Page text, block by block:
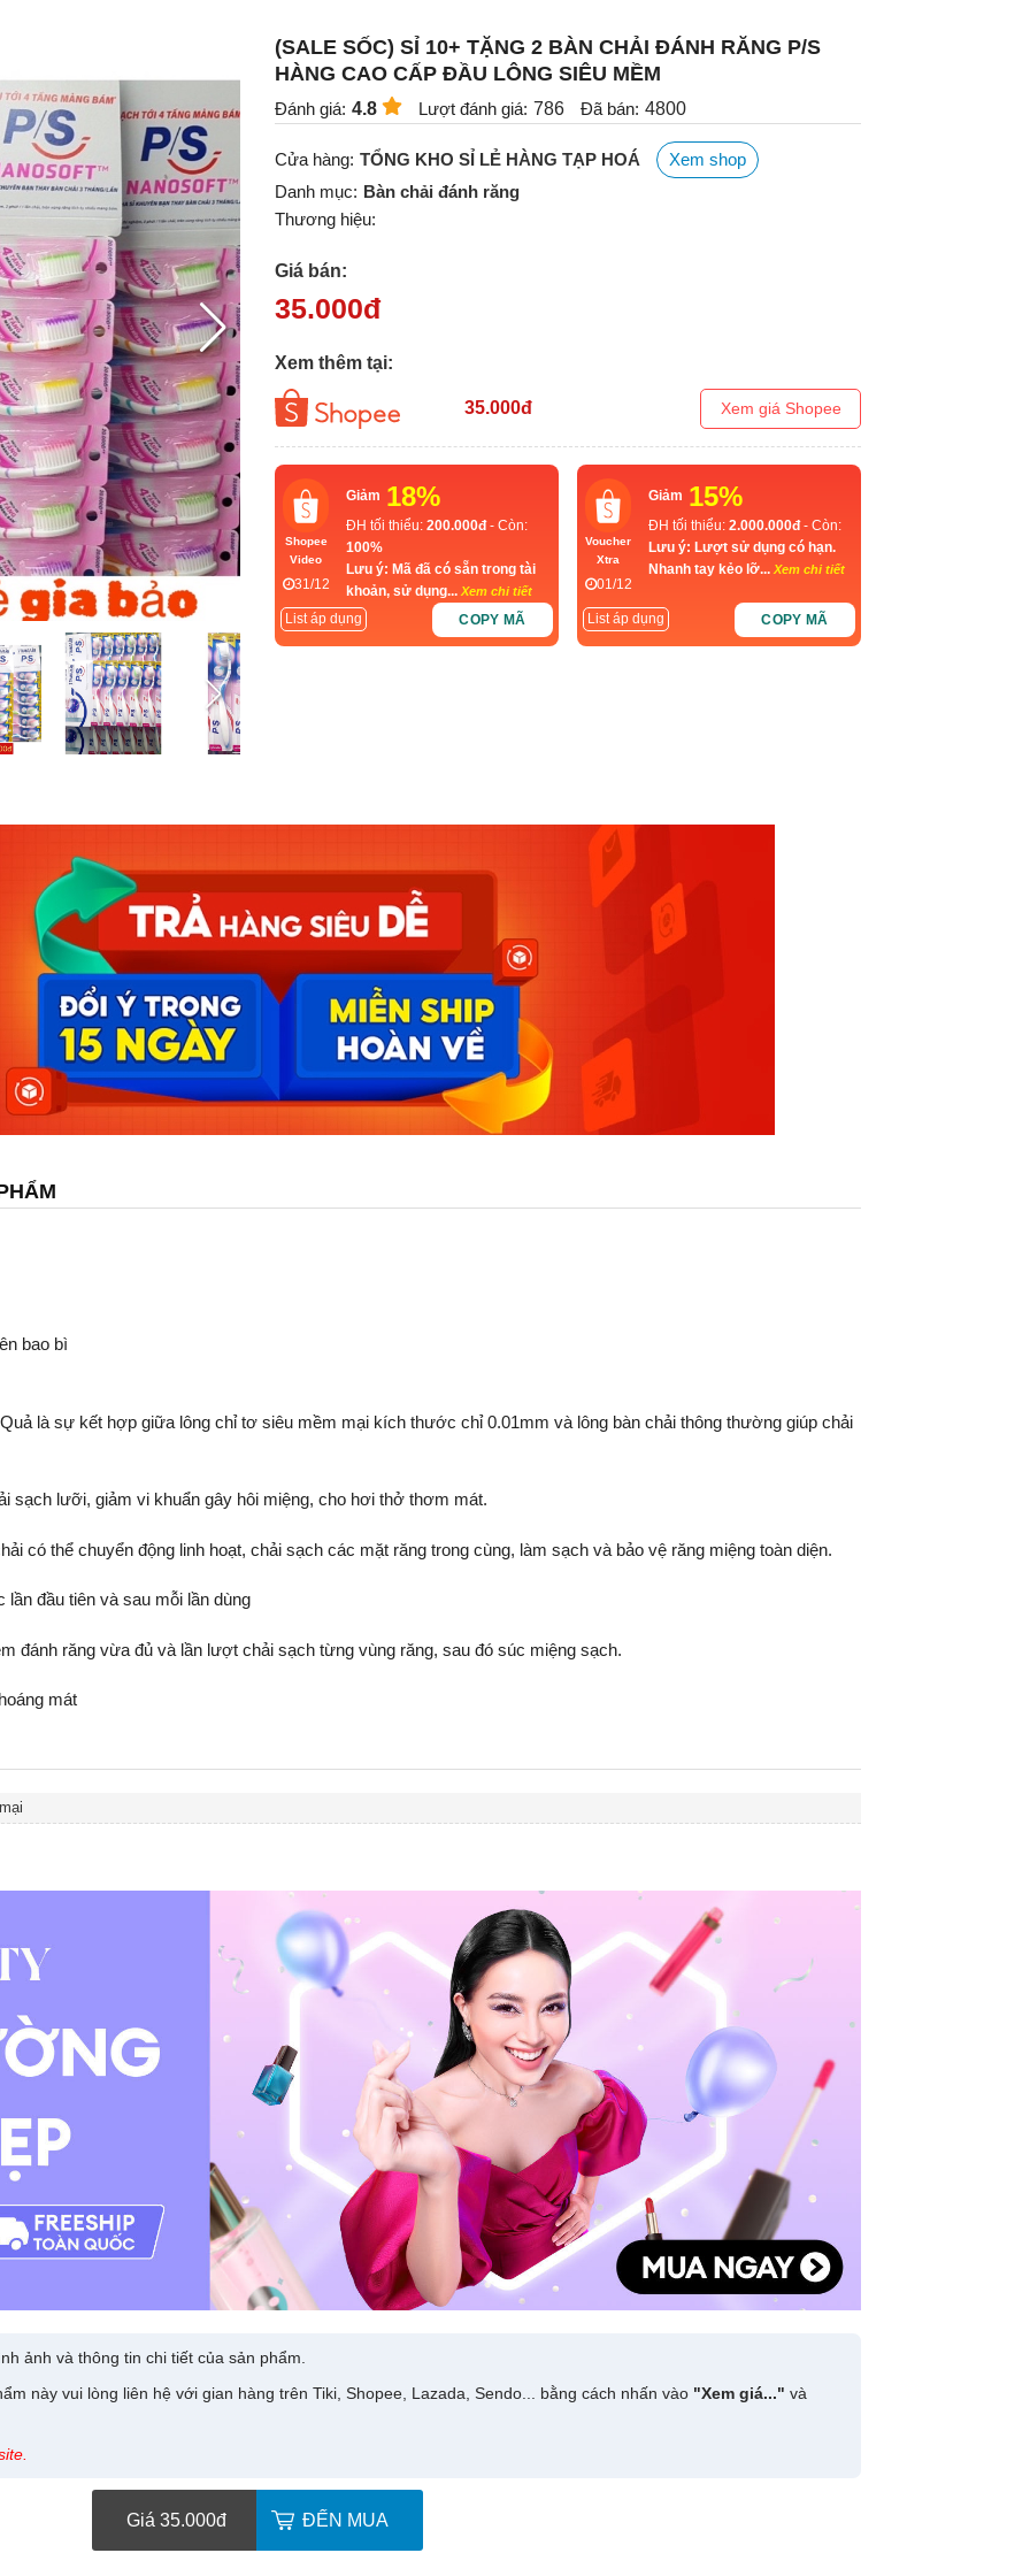
(SALE SỐC) SỈ 10+ TẶNG 2 BÀN CHẢI ĐÁNH RĂNG P/S
HÀNG CAO CẤP ĐẦU LÔNG SIÊU MỀM
Đánh giá: 4.8 Lượt đánh giá: 786 Đã bán: 4800
Cửa hàng: TỔNG KHO SỈ LẺ HÀNG TẠP HOÁ
Xem shop
Danh mục: Bàn chải đánh răng
Thương hiệu:
Giá bán:
35.000đ
Xem thêm tại:
35.000đ Xem giá Shopee
Shopee
Video
31/12
Giảm 18%
ĐH tối thiểu: 200.000đ - Còn:
100%
Lưu ý: Mã đã có sẵn trong tài
khoản, sử dụng... Xem chi tiết
List áp dụng COPY MÃ
Voucher
Xtra
01/12
Giảm 15%
ĐH tối thiểu: 2.000.000đ - Còn:
Lưu ý: Lượt sử dụng có hạn.
Nhanh tay kẻo lỡ... Xem chi tiết
List áp dụng COPY MÃ
bao bì
là sự kết hợp giữa lông chỉ tơ siêu mềm mại kích thước chỉ 0.01mm và lông bàn chải thông thường giúp chải
sạch lưỡi, giảm vi khuẩn gây hôi miệng, cho hơi thở thơm mát.
có thể chuyển động linh hoạt, chải sạch các mặt răng trong cùng, làm sạch và bảo vệ răng miệng toàn diện.
đầu tiên và sau mỗi lần dùng
đánh răng vừa đủ và lần lượt chải sạch từng vùng răng, sau đó súc miệng sạch.
mát
ảnh và thông tin chi tiết của sản phẩm.
này vui lòng liên hệ với gian hàng trên Tiki, Shopee, Lazada, Sendo... bằng cách nhấn vào "Xem giá..." và
Giá 35.000đ ĐẾN MUA